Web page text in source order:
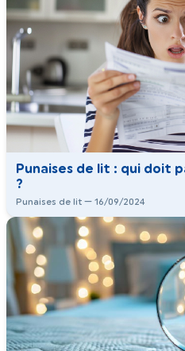
Punaises de lit : qui doit
?
Punaises de lit — 16/09/2024